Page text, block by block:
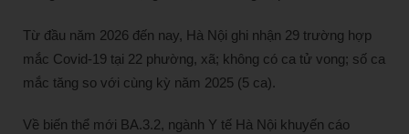
Từ đầu năm 2026 đến nay, Hà Nội ghi nhận 29 trường hợp
mắc Covid-19 tại 22 phường, xã; không có ca tử vong; số ca
mắc tăng so với cùng kỳ năm 2025 (5 ca).
Về biến thể mới BA.3.2, ngành Y tế Hà Nội khuyến cáo